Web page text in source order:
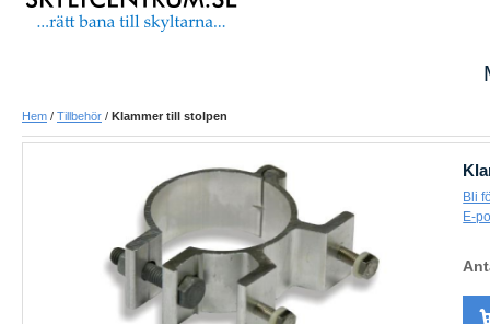
Hem / Tillbehör / Klammer till stolpen
Bli
E-